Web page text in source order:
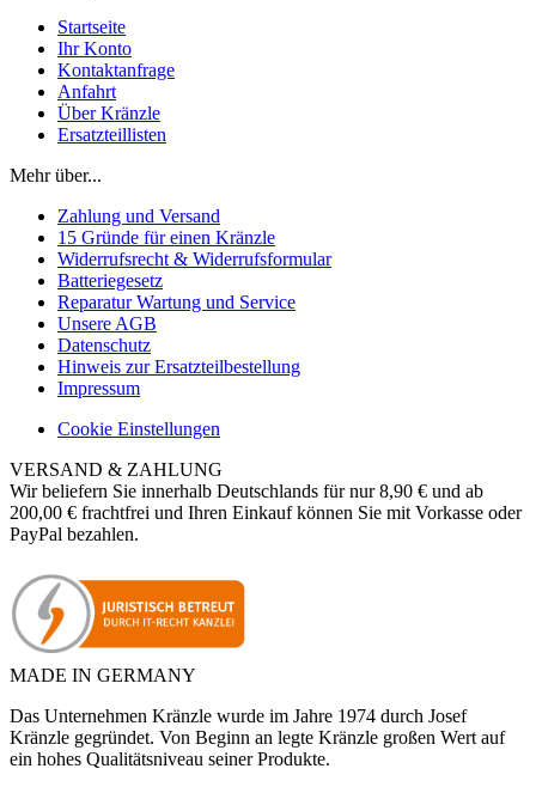
Startseite
Ihr Konto
Kontaktanfrage
Anfahrt
Über Kränzle
Ersatzteillisten
Mehr über...
Zahlung und Versand
15 Gründe für einen Kränzle
Widerrufsrecht & Widerrufsformular
Batteriegesetz
Reparatur Wartung und Service
Unsere AGB
Datenschutz
Hinweis zur Ersatzteilbestellung
Impressum
Cookie Einstellungen
VERSAND & ZAHLUNG
Wir beliefern Sie innerhalb Deutschlands für nur 8,90 € und ab
200,00 € frachtfrei und Ihren Einkauf können Sie mit Vorkasse oder
PayPal bezahlen.
MADE IN GERMANY
Das Unternehmen Kränzle wurde im Jahre 1974 durch Josef
Kränzle gegründet. Von Beginn an legte Kränzle großen Wert auf
ein hohes Qualitätsniveau seiner Produkte.